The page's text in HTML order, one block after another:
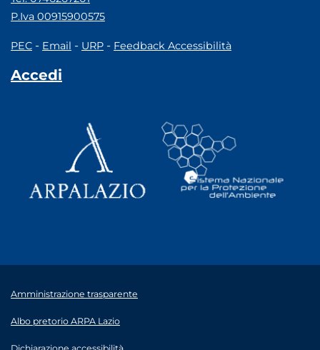
P.Iva 00915900575
PEC - Email - URP - Feedback Accessibilità
Accedi
Amministrazione trasparente
Albo pretorio ARPA Lazio